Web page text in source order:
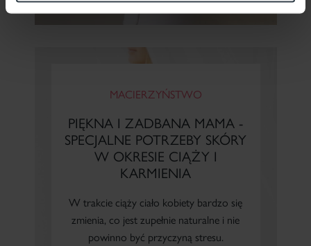
MACIERZYŃSTWO
PIĘKNA I ZADBANA MAMA -
SPECJALNE POTRZEBY SKÓRY
W OKRESIE CIĄŻY I
KARMIENIA
W trakcie ciąży ciało kobiety bardzo się
zmienia, co jest zupełnie naturalne i nie
powinno być przyczyną stresu.